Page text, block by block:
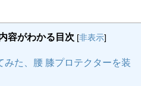
容がわかる目次 [非表示]
みた、腰 膝プロテクターを装